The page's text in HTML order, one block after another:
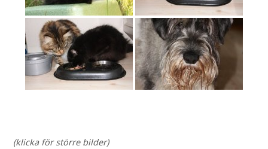
(klicka för större bilder)